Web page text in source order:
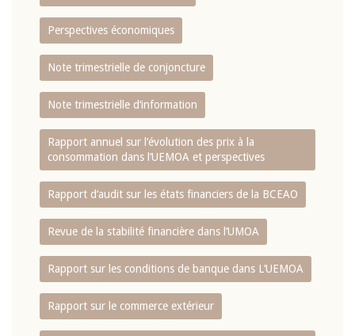
Perspectives économiques
Note trimestrielle de conjoncture
Note trimestrielle d‘information
Rapport annuel sur l‘évolution des prix à la
consommation dans l‘UEMOA et perspectives
Rapport d‘audit sur les états financiers de la BCEAO
Revue de la stabilité financière dans l‘UMOA
Rapport sur les conditions de banque dans L‘UEMOA
Rapport sur le commerce extérieur